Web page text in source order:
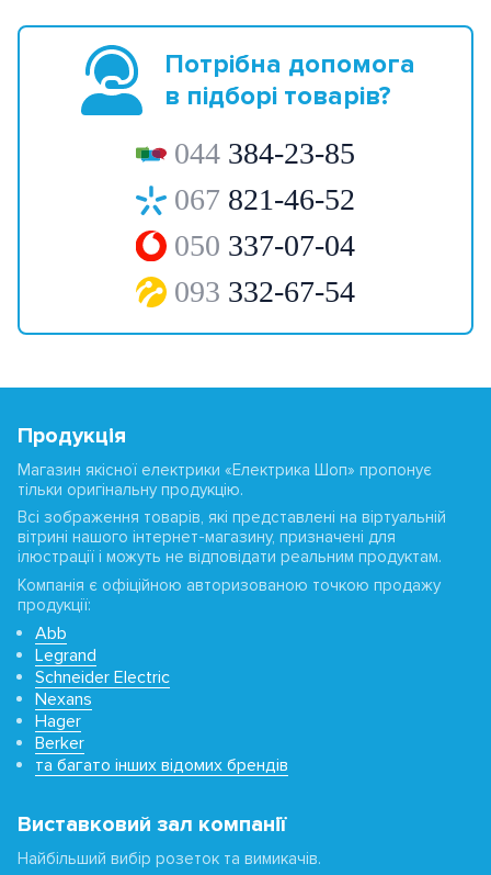
Потрібна допомога
в підборі товарів?
044 384-23-85
067 821-46-52
050 337-07-04
093 332-67-54
Продукція
Магазин якісної електрики «Електрика Шоп» пропонує
тільки оригінальну продукцію.
Всі зображення товарів, які представлені на віртуальній
вітрині нашого інтернет-магазину, призначені для
ілюстрації і можуть не відповідати реальним продуктам.
Компанія є офіційною авторизованою точкою продажу
продукції:
Abb
Legrand
Schneider Electric
Nexans
Hager
Berker
та багато інших відомих брендів
Виставковий зал компанії
Найбільший вибір розеток та вимикачів.